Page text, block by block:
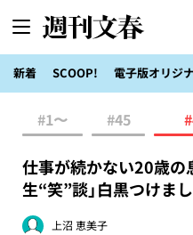
新着 SCOOP! 電子版オリジ
#1〜 #45
仕事が続かない20歳の
生“笑”談」白黒つけ
上沼 恵美子